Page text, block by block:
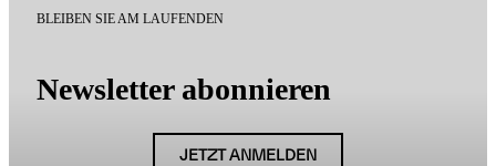
BLEIBEN SIE AM LAUFENDEN
Newsletter abonnieren
JETZT ANMELDEN